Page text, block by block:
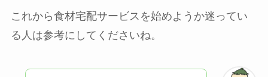
これから食材宅配サービスを始めようか迷ってい
る人は参考にしてくださいね。